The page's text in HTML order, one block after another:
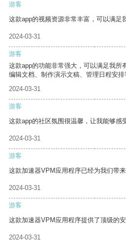
游客
这款app的视频资源非常丰富，可以满足
2024-03-31
游客
这款app的功能非常强大，可以满足我所
编辑文档、制作演示文稿、管理日程安排
2024-03-31
游客
这款app的社区氛围很温馨，让我能够感
2024-03-31
游客
这款加速器VPM应用程序已经为我们带
2024-03-31
游客
这款加速器VPM应用程序提供了顶级的安
2024-03-31